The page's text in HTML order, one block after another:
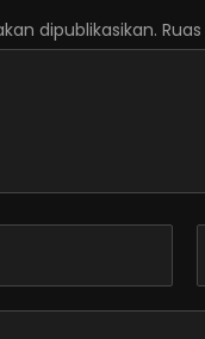
dipublikasikan.